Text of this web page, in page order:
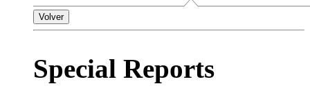
Volver
Special Reports